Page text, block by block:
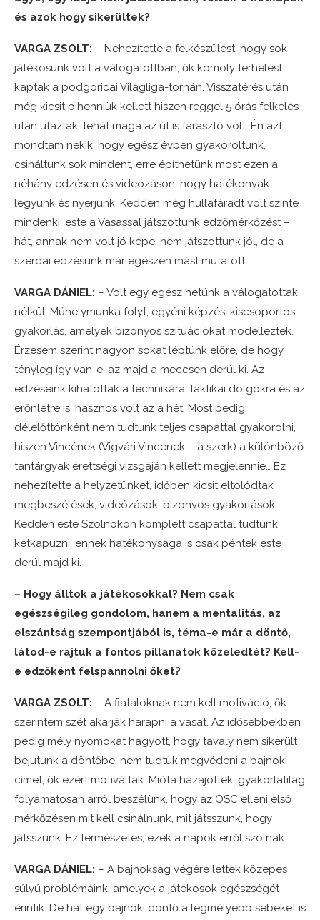
és azok hogy sikerültek?
VARGA ZSOLT: – Nehezítette a felkészülést, hogy sok
játékosunk volt a válogatottban, ők komoly terhelést
kaptak a podgoricai Világliga-tornán. Visszatérés után
még kicsit pihenniük kellett hiszen reggel 5 órás felkelés
után utaztak, tehát maga az út is fárasztó volt. Én azt
mondtam nekik, hogy egész évben gyakoroltunk,
csináltunk sok mindent, erre építhetünk most ezen a
néhány edzésen és videózáson, hogy hatékonyak
legyünk és nyerjünk. Kedden még hullafáradt volt szinte
mindenki, este a Vasassal játszottunk edzőmérkőzést –
hát, annak nem volt jó képe, nem játszottunk jól, de a
szerdai edzésünk már egészen mást mutatott.
VARGA DÁNIEL: – Volt egy egész hetünk a válogatottak
nélkül. Műhelymunka folyt, egyéni képzés, kiscsoportos
gyakorlás, amelyek bizonyos szituációkat modelleztek.
Érzésem szerint nagyon sokat léptünk előre, de hogy
tényleg így van-e, az majd a meccsen derül ki. Az
edzéseink kihatottak a technikára, taktikai dolgokra és az
erőnlétre is, hasznos volt az a hét. Most pedig:
délelőttönként nem tudtunk teljes csapattal gyakorolni,
hiszen Vincének (Vigvári Vincének – a szerk) a különböző
tantárgyak érettségi vizsgáján kellett megjelennie… Ez
nehezítette a helyzetünket, időben kicsit eltolódtak
megbeszélések, videózások, bizonyos gyakorlások.
Kedden este Szolnokon komplett csapattal tudtunk
kétkapuzni, ennek hatékonysága is csak péntek este
derül majd ki.
– Hogy álltok a játékosokkal? Nem csak
egészségileg gondolom, hanem a mentalitás, az
elszántság szempontjából is, téma-e már a döntő,
látod-e rajtuk a fontos pillanatok közeledtét? Kell-
e edzőként felspannolni őket?
VARGA ZSOLT: – A fiataloknak nem kell motiváció, ők
szerintem szét akarják harapni a vasat. Az idősebbekben
pedig mély nyomokat hagyott, hogy tavaly nem sikerült
bejutunk a döntőbe, nem tudtuk megvédeni a bajnoki
címet, ők ezért motiváltak. Mióta hazajöttek, gyakorlatilag
folyamatosan arról beszélünk, hogy az OSC elleni első
mérkőzésen mit kell csinálnunk, mit játsszunk, hogy
játsszunk. Ez természetes, ezek a napok erről szólnak.
VARGA DÁNIEL: – A bajnokság végére lettek közepes
súlyú problémáink, amelyek a játékosok egészségét
érintik. De hát egy bajnoki döntő a legmélyebb sebeket is